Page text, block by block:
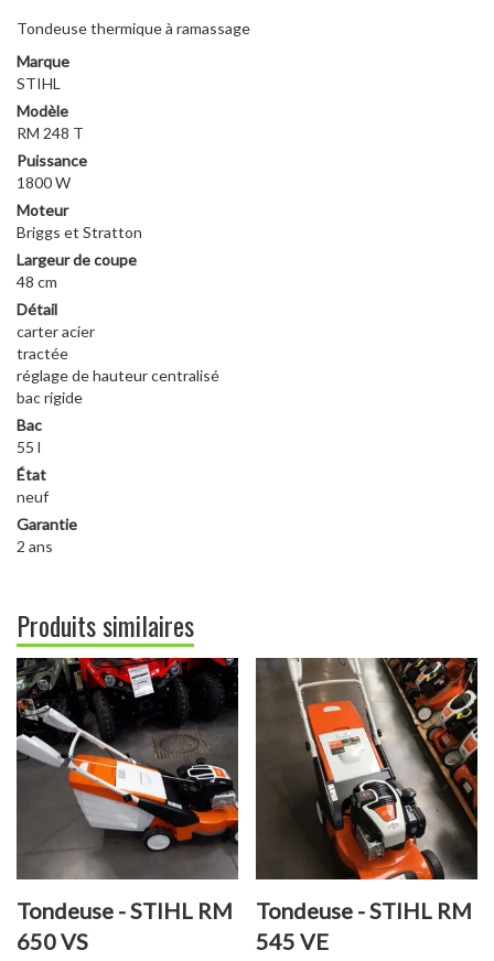
449,00€.
T
Tondeuse thermique à ramassage
Marque
STIHL
Modèle
RM 248 T
Puissance
1800 W
Moteur
Briggs et Stratton
Largeur de coupe
48 cm
Détail
carter acier
tractée
réglage de hauteur centralisé
bac rigide
Bac
55 l
État
neuf
Garantie
2 ans
Produits similaires
Tondeuse - STIHL RM
650 VS
Tondeuse - STIHL RM
545 VE